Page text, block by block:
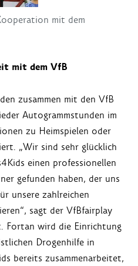
mit dem
mit dem VfB
zusammen mit den VfB
Autogrammstunden im
zu Heimspielen oder
„Wir sind sehr glücklich
einen professionellen
gefunden haben, der uns
unsere zahlreichen
sagt der VfBfairplay
Fortan wird die Einrichtung
Drogenhilfe in
bereits zusammenarbeitet,